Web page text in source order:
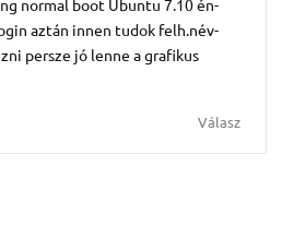
normal boot Ubuntu 7.10 én-
aztán innen tudok felh.név-
persze jó lenne a grafikus
Válasz